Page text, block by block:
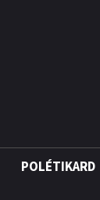
POLÉTIKARD